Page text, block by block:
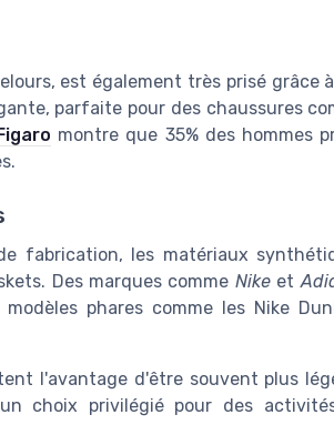
est également très prisé grâce
parfaite pour des chaussures
montre que 35% des hommes
fabrication, les matériaux
Des marques comme Nikeet
phares comme les Nike
l'avantage d'être souvent plus
choix privilégié pour des